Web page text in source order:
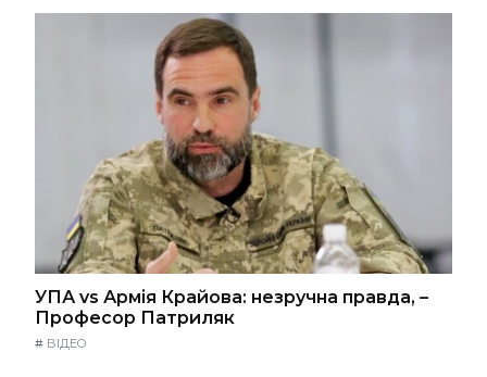
УПА vs Армія Крайова: незручна правда, –
Професор Патриляк
# ВІДЕО